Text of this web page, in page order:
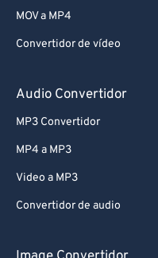
MOV a MP4
Convertidor de vídeo
Audio Convertidor
MP3 Convertidor
MP4 a MP3
Video a MP3
Convertidor de audio